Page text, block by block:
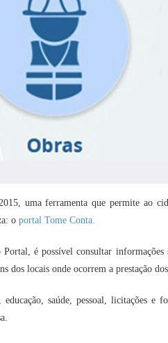
uma ferramenta que permite ao
o portal Tome Conta.
é possível consultar informações
dos locais onde ocorrem a prestação
educação, saúde, pessoal, licitações e